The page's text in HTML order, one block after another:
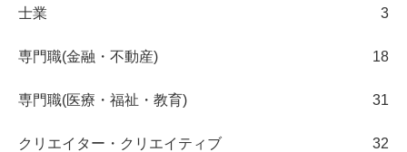
士業 3
専門職(金融・不動産) 18
専門職(医療・福祉・教育) 31
クリエイター・クリエイティブ 32